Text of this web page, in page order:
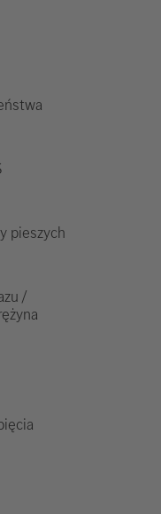
pieszych
/